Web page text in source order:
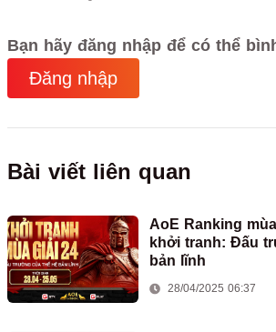
Bạn hãy đăng nhập để có thể
Đăng nhập
Bài viết liên quan
AoE Ranking
khởi tranh: Đấu
bản lĩnh
28/04/2025 06:37